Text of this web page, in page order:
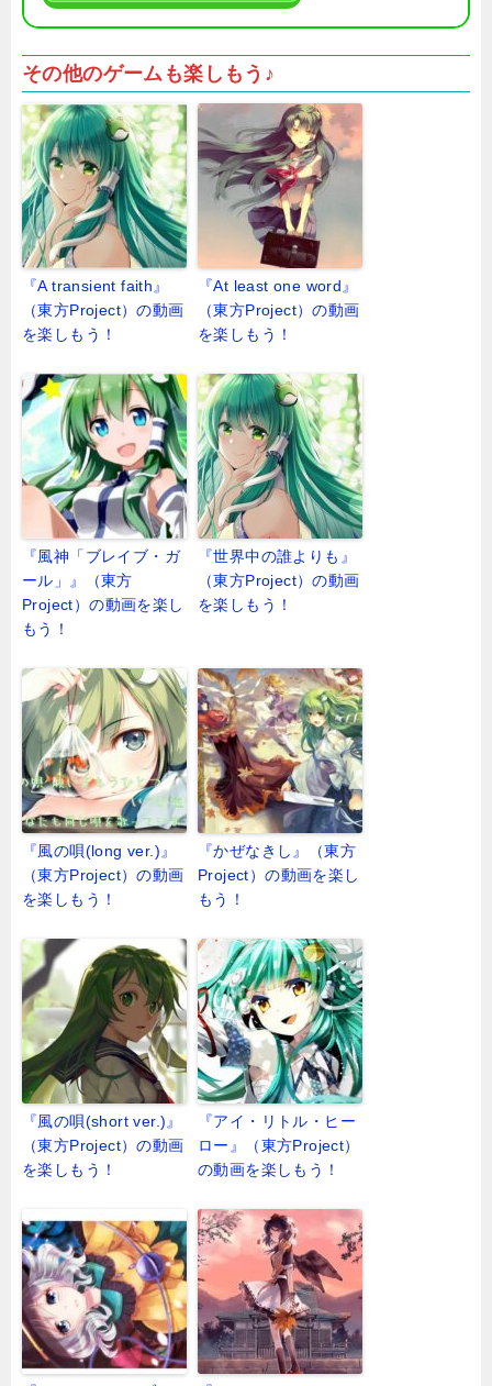
その他のゲームも楽しもう♪
『A transient faith』
（東方Project）の動画
を楽しもう！
『At least one word』
（東方Project）の動画
を楽しもう！
『風神「ブレイブ・ガ
ール」』（東方
Project）の動画を楽し
もう！
『世界中の誰よりも』
（東方Project）の動画
を楽しもう！
『風の唄(long ver.)』
（東方Project）の動画
を楽しもう！
『かぜなきし』（東方
Project）の動画を楽し
もう！
『風の唄(short ver.)』
（東方Project）の動画
を楽しもう！
『アイ・リトル・ヒー
ロー』（東方Project）
の動画を楽しもう！